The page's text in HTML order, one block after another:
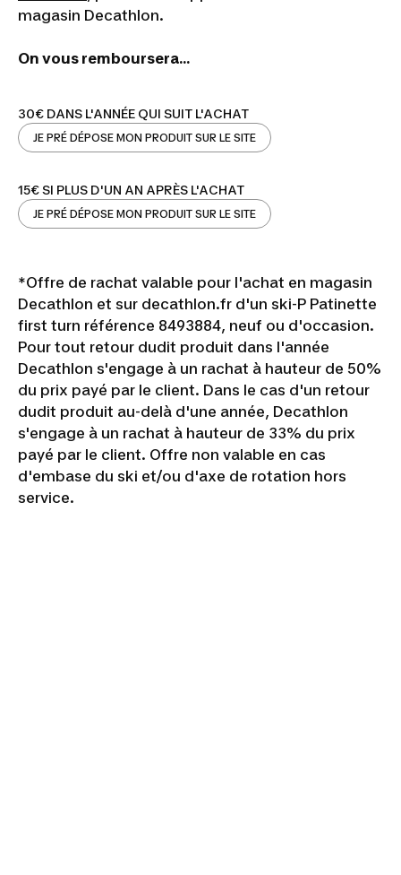
magasin Decathlon.
On vous remboursera...
30€ DANS L'ANNÉE QUI SUIT L'ACHAT
JE PRÉ DÉPOSE MON PRODUIT SUR LE SITE
15€ SI PLUS D'UN AN APRÈS L'ACHAT
JE PRÉ DÉPOSE MON PRODUIT SUR LE SITE
*Offre de rachat valable pour l'achat en magasin
Decathlon et sur decathlon.fr d'un ski-P Patinette
first turn référence 8493884, neuf ou d'occasion.
Pour tout retour dudit produit dans l'année
Decathlon s'engage à un rachat à hauteur de 50%
du prix payé par le client. Dans le cas d'un retour
dudit produit au-delà d'une année, Decathlon
s'engage à un rachat à hauteur de 33% du prix
payé par le client. Offre non valable en cas
d'embase du ski et/ou d'axe de rotation hors
service.